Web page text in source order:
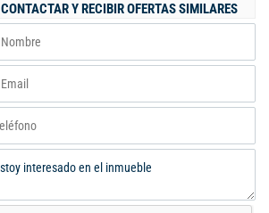
CONTACTAR Y RECIBIR OFERTAS SIMILARES